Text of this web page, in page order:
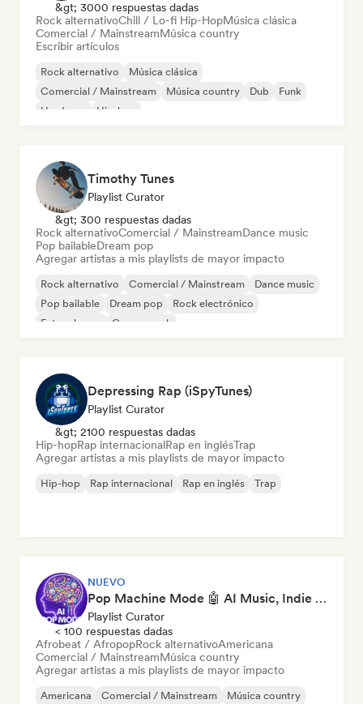
&gt; 3000 respuestas dadas
Rock alternativoChill / Lo-fi Hip-HopMúsica clásica
Comercial / MainstreamMúsica country
Escribir artículos
Rock alternativo
Música clásica
Comercial / Mainstream
Música country Dub
Funk
Hardcore
Hip-hop
Timothy Tunes
Playlist Curator
&gt; 300 respuestas dadas
Rock alternativoComercial / MainstreamDance music
Pop bailableDream pop
Agregar artistas a mis playlists de mayor impacto
Rock alternativo Comercial / Mainstream
Dance music
Pop bailable
Dream pop
Rock electrónico
Future house
Garage rock
Depressing Rap (iSpyTunes)
Playlist Curator
&gt; 2100 respuestas dadas
Hip-hopRap internacionalRap en inglésTrap
Agregar artistas a mis playlists de mayor impacto
Hip-hop Rap internacional Rap en inglés Trap
NUEVO
Pop Machine Mode 🤖 AI Music, Indie Pop & Dream Pop
Playlist Curator
< 100 respuestas dadas
Afrobeat / AfropopRock alternativoAmericana
Comercial / MainstreamMúsica country
Agregar artistas a mis playlists de mayor impacto
Americana Comercial / Mainstream Música country